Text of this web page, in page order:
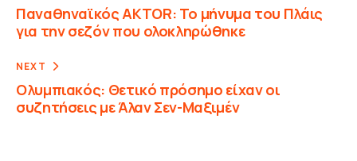
Παναθηναϊκός AKTOR: Το μήνυμα του Πλάις
για την σεζόν που ολοκληρώθηκε
NEXT
Ολυμπιακός: Θετικό πρόσημο είχαν οι
συζητήσεις με Άλαν Σεν-Μαξιμέν